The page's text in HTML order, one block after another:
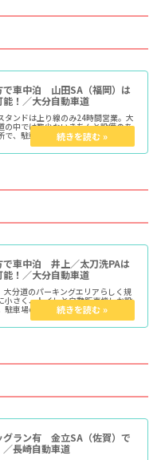
で車中泊 山田SA（福岡）は
能！／大分自動車道
タンドは上り線のみ24時間営業。大
の中では数少ないきちんと設備のあ
で、駐車スペースは広く夜間の騒音
気にならない環境なのでお勧めの場
れます。ただし大分道は霧の関係で
で車中泊 井上／太刀洗PAは
能！／大分自動車道
大分道のパーキングエリアらしく規
小さく、トイレと自動販売機しか設
駐車場のスペースは小さく、更に本
離も近いうえに遮るものがないので
が大きめである。サービスエリアで
グラン有 金立SA（佐賀）で
／長崎自動車道